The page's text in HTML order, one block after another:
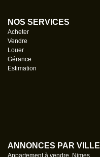
NOS SERVICES
Acheter
Vendre
Louer
Gérance
Estimation
ANNONCES PAR VILLE